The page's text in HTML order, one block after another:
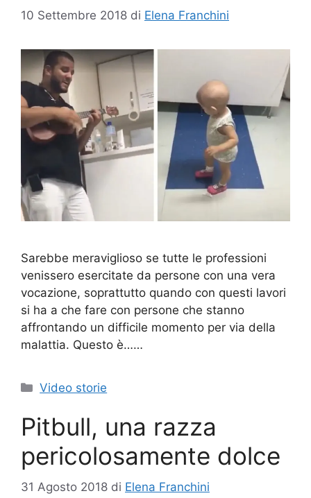
10 Settembre 2018 di Elena Franchini
Sarebbe meraviglioso se tutte le professioni
venissero esercitate da persone con una vera
vocazione, soprattutto quando con questi lavori
si ha a che fare con persone che stanno
affrontando un difficile momento per via della
malattia. Questo è……
Categorie
Video storie
Pitbull, una razza
pericolosamente dolce
31 Agosto 2018 di Elena Franchini